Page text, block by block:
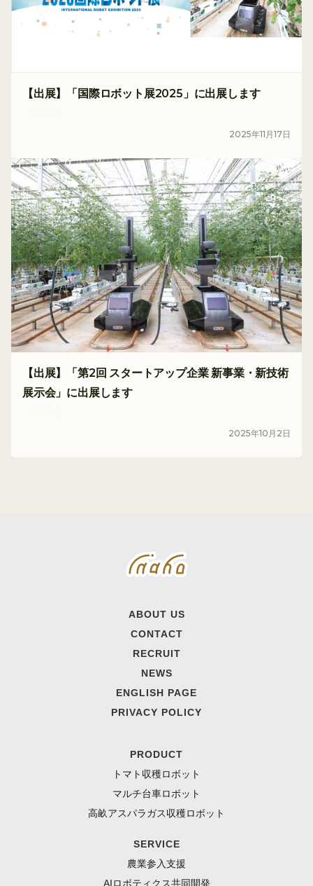
【出展】「国際ロボット展2025」に出展します
2025年11 月17日
【出展】「第2回 スタートアップ企業 新事業・新技術
展示会」に出展します
2025年10 月 2 日
ABOUT US
CONTACT
RECRUIT
NEWS
ENGLISH PAGE
PRIVACY POLICY
PRODUCT
トマト収穫ロボット
マルチ台車ロボット
高畝アスパラガス収穫ロボット
SERVICE
農業参入支援
AIロボティクス共同開発